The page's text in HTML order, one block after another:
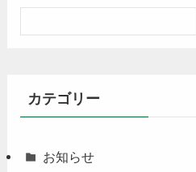
カテゴリー
お知らせ